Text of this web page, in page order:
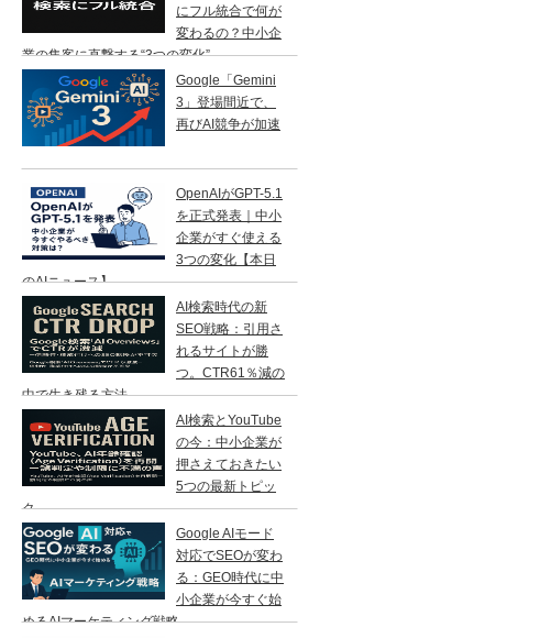
にフル統合で何が
変わるの？中小企
業の集客に直撃する“3つの変化”
Google「Gemini
3」登場間近で、
再びAI競争が加速
OpenAIがGPT-5.1
を正式発表｜中小
企業がすぐ使える
3つの変化【本日
のAIニュース】
AI検索時代の新
SEO戦略：引用さ
れるサイトが勝
つ。CTR61％減の
中で生き残る方法
AI検索とYouTube
の今：中小企業が
押さえておきたい
5つの最新トピッ
ク
Google AIモード
対応でSEOが変わ
る：GEO時代に中
小企業が今すぐ始
めるAIマーケティング戦略